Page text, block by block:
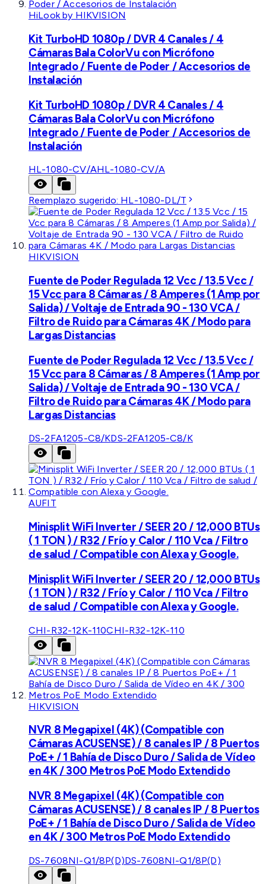
HiLook by HIKVISION
Kit TurboHD 1080p / DVR 4 Canales / 4
Cámaras Bala ColorVu con Micrófono
Integrado / Fuente de Poder / Accesorios de
Instalación
Kit TurboHD 1080p / DVR 4 Canales / 4
Cámaras Bala ColorVu con Micrófono
Integrado / Fuente de Poder / Accesorios de
Instalación
HL-1080-CV/AHL-1080-CV/A
Reemplazo sugerido: HL-1080-DL/T
HIKVISION
Fuente de Poder Regulada 12 Vcc / 13.5 Vcc /
15 Vcc para 8 Cámaras / 8 Amperes (1 Amp por
Salida) / Voltaje de Entrada 90 - 130 VCA /
Filtro de Ruido para Cámaras 4K / Modo para
Largas Distancias
Fuente de Poder Regulada 12 Vcc / 13.5 Vcc /
15 Vcc para 8 Cámaras / 8 Amperes (1 Amp por
Salida) / Voltaje de Entrada 90 - 130 VCA /
Filtro de Ruido para Cámaras 4K / Modo para
Largas Distancias
DS-2FA1205-C8/KDS-2FA1205-C8/K
AUFIT
Minisplit WiFi Inverter / SEER 20 / 12,000 BTUs
( 1 TON ) / R32 / Frío y Calor / 110 Vca / Filtro
de salud / Compatible con Alexa y Google.
Minisplit WiFi Inverter / SEER 20 / 12,000 BTUs
( 1 TON ) / R32 / Frío y Calor / 110 Vca / Filtro
de salud / Compatible con Alexa y Google.
CHI-R32-12K-110CHI-R32-12K-110
HIKVISION
NVR 8 Megapixel (4K) (Compatible con
Cámaras ACUSENSE) / 8 canales IP / 8 Puertos
PoE+ / 1 Bahía de Disco Duro / Salida de Vídeo
en 4K / 300 Metros PoE Modo Extendido
NVR 8 Megapixel (4K) (Compatible con
Cámaras ACUSENSE) / 8 canales IP / 8 Puertos
PoE+ / 1 Bahía de Disco Duro / Salida de Vídeo
en 4K / 300 Metros PoE Modo Extendido
DS-7608NI-Q1/8P(D)DS-7608NI-Q1/8P(D)